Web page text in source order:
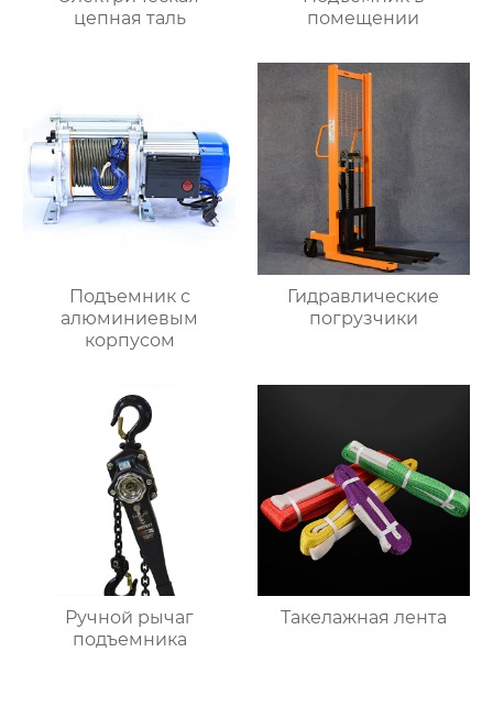
цепная таль
помещении
Подъемник с
алюминиевым
корпусом
Гидравлические
погрузчики
Ручной рычаг
подъемника
Такелажная лента